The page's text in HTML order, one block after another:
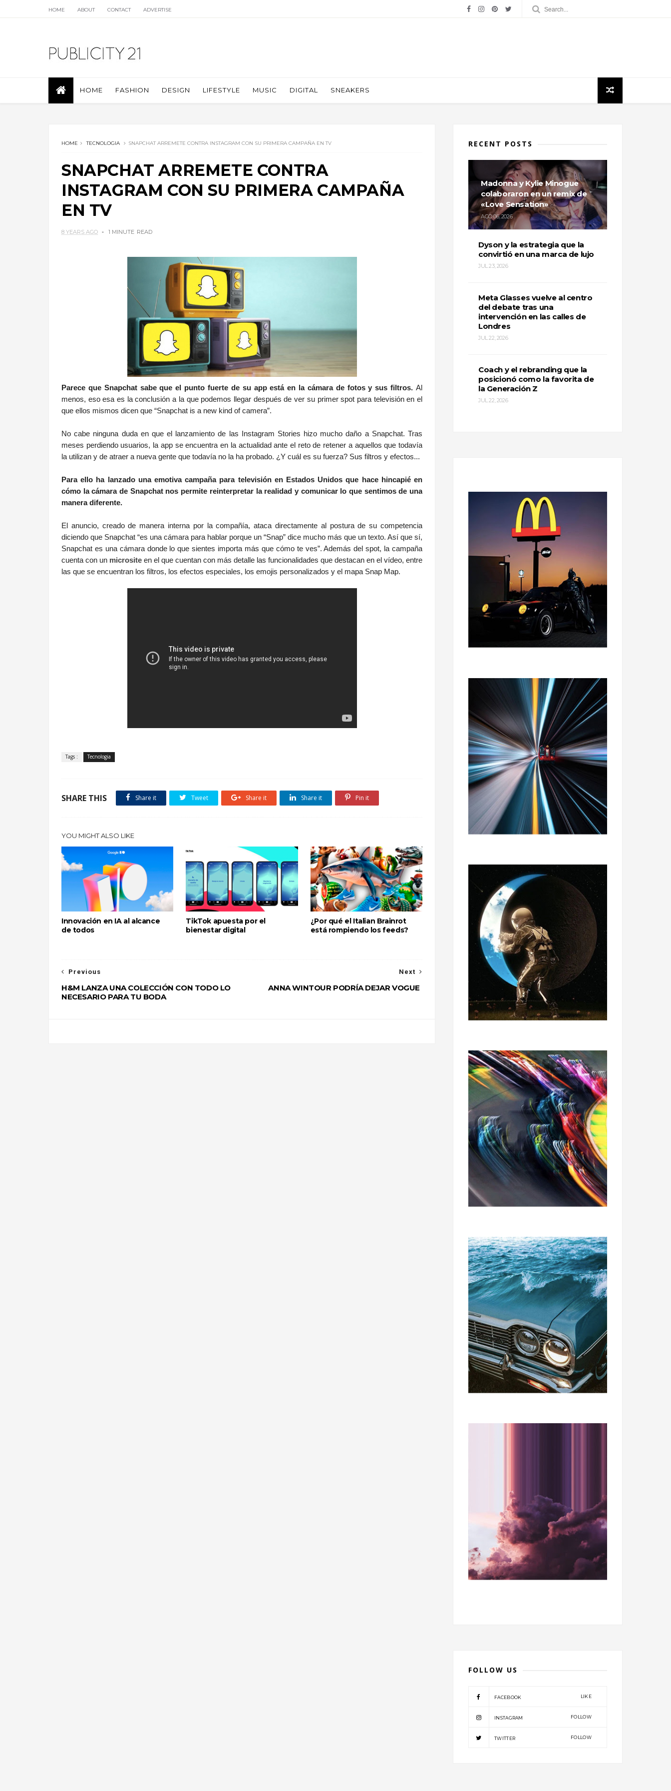
HOME ABOUT CONTACT ADVERTISE
HOME FASHION DESIGN LIFESTYLE MUSIC DIGITAL SNEAKERS
HOME TECNOLOGIA SNAPCHAT ARREMETE CONTRA INSTAGRAM CON SU PRIMERA CAMPAÑA EN TV
SNAPCHAT ARREMETE CONTRA
INSTAGRAM CON SU PRIMERA CAMPAÑA
EN TV
8 YEARS AGO 1 MINUTE READ
Parece que Snapchat sabe que el punto fuerte de su app está en la cámara de fotos y sus filtros. Al
menos, eso esa es la conclusión a la que podemos llegar después de ver su primer spot para televisión en el
que ellos mismos dicen que “Snapchat is a new kind of camera”.
No cabe ninguna duda en que el lanzamiento de las Instagram Stories hizo mucho daño a Snapchat. Tras
meses perdiendo usuarios, la app se encuentra en la actualidad ante el reto de retener a aquellos que todavía
la utilizan y de atraer a nueva gente que todavía no la ha probado. ¿Y cuál es su fuerza? Sus filtros y efectos...
Para ello ha lanzado una emotiva campaña para televisión en Estados Unidos que hace hincapié en
cómo la cámara de Snapchat nos permite reinterpretar la realidad y comunicar lo que sentimos de una
manera diferente.
El anuncio, creado de manera interna por la compañía, ataca directamente al postura de su competencia
diciendo que Snapchat “es una cámara para hablar porque un “Snap” dice mucho más que un texto. Así que sí,
Snapchat es una cámara donde lo que sientes importa más que cómo te ves”. Además del spot, la campaña
cuenta con un microsite en el que cuentan con más detalle las funcionalidades que destacan en el vídeo, entre
las que se encuentran los filtros, los efectos especiales, los emojis personalizados y el mapa Snap Map.
Tags : Tecnologia
SHARE THIS Share it Tweet Share it Share it Pin it
YOU MIGHT ALSO LIKE
Innovación en IA al alcance
de todos
TikTok apuesta por el
bienestar digital
¿Por qué el Italian Brainrot
está rompiendo los feeds?
Next
ANNA WINTOUR PODRÍA DEJAR VOGUE
Previous
H&M LANZA UNA COLECCIÓN CON TODO LO
NECESARIO PARA TU BODA
RECENT POSTS
Madonna y Kylie Minogue
colaboraron en un remix de
«Love Sensation»
AGO 06, 2026
Dyson y la estrategia que la
convirtió en una marca de lujo
JUL 23, 2026
Meta Glasses vuelve al centro
del debate tras una
intervención en las calles de
Londres
JUL 22, 2026
Coach y el rebranding que la
posicionó como la favorita de
la Generación Z
JUL 22, 2026
FOLLOW US
FACEBOOK LIKE
INSTAGRAM FOLLOW
TWITTER FOLLOW